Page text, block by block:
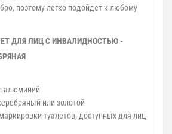
поэтому легко подойдет к любому
ДЛЯ ЛИЦ С ИНВАЛИДНОСТЬЮ -
алюминий
или золотой
туалетов, доступных для лиц